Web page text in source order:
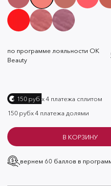
по программе лояльности OK
Beauty
150 руб х 4 платежа сплитом
150 рубх 4 платежа долями
В КОРЗИНУ
вернем 60 баллов в